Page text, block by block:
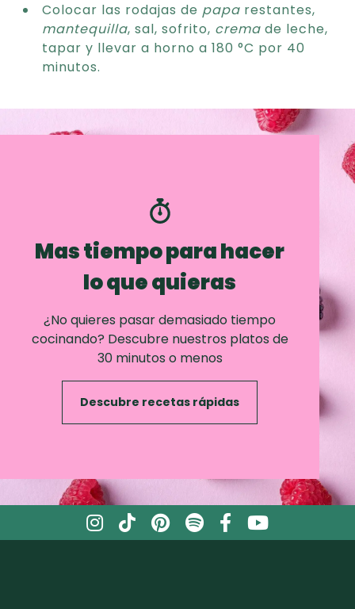
Colocar las rodajas de papa restantes,
mantequilla, sal, sofrito, crema de leche,
tapar y llevar a horno a 180 °C por 40
minutos.
Mas tiempo para hacer
lo que quieras
¿No quieres pasar demasiado tiempo
cocinando? Descubre nuestros platos de
30 minutos o menos
Descubre recetas rápidas